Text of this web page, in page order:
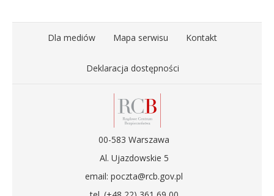
Dla mediów Mapa serwisu Kontakt
Deklaracja dostępności
00-583 Warszawa
Al. Ujazdowskie 5
email: poczta@rcb.gov.pl